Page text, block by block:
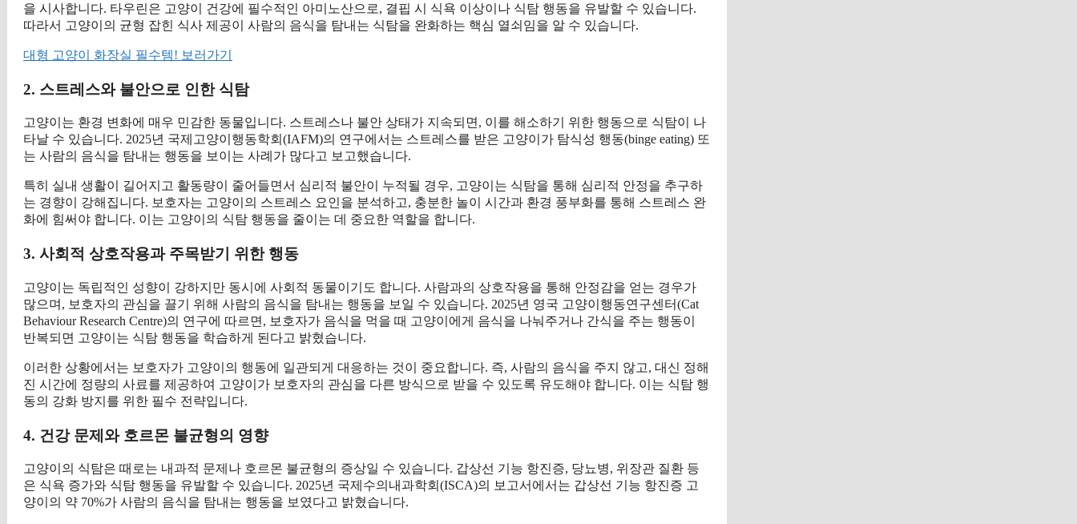
을 시사합니다. 타우린은 고양이 건강에 필수적인 아미노산으로, 결핍 시 식욕 이상이나 식탐 행동을 유발할 수 있습니다.
따라서 고양이의 균형 잡힌 식사 제공이 사람의 음식을 탐내는 식탐을 완화하는 핵심 열쇠임을 알 수 있습니다.
대형 고양이 화장실 필수템! 보러가기
2. 스트레스와 불안으로 인한 식탐
고양이는 환경 변화에 매우 민감한 동물입니다. 스트레스나 불안 상태가 지속되면, 이를 해소하기 위한 행동으로 식탐이 나
타날 수 있습니다. 2025년 국제고양이행동학회(IAFM)의 연구에서는 스트레스를 받은 고양이가 탐식성 행동(binge eating) 또
는 사람의 음식을 탐내는 행동을 보이는 사례가 많다고 보고했습니다.
특히 실내 생활이 길어지고 활동량이 줄어들면서 심리적 불안이 누적될 경우, 고양이는 식탐을 통해 심리적 안정을 추구하
는 경향이 강해집니다. 보호자는 고양이의 스트레스 요인을 분석하고, 충분한 놀이 시간과 환경 풍부화를 통해 스트레스 완
화에 힘써야 합니다. 이는 고양이의 식탐 행동을 줄이는 데 중요한 역할을 합니다.
3. 사회적 상호작용과 주목받기 위한 행동
고양이는 독립적인 성향이 강하지만 동시에 사회적 동물이기도 합니다. 사람과의 상호작용을 통해 안정감을 얻는 경우가
많으며, 보호자의 관심을 끌기 위해 사람의 음식을 탐내는 행동을 보일 수 있습니다. 2025년 영국 고양이행동연구센터(Cat
Behaviour Research Centre)의 연구에 따르면, 보호자가 음식을 먹을 때 고양이에게 음식을 나눠주거나 간식을 주는 행동이
반복되면 고양이는 식탐 행동을 학습하게 된다고 밝혔습니다.
이러한 상황에서는 보호자가 고양이의 행동에 일관되게 대응하는 것이 중요합니다. 즉, 사람의 음식을 주지 않고, 대신 정해
진 시간에 정량의 사료를 제공하여 고양이가 보호자의 관심을 다른 방식으로 받을 수 있도록 유도해야 합니다. 이는 식탐 행
동의 강화 방지를 위한 필수 전략입니다.
4. 건강 문제와 호르몬 불균형의 영향
고양이의 식탐은 때로는 내과적 문제나 호르몬 불균형의 증상일 수 있습니다. 갑상선 기능 항진증, 당뇨병, 위장관 질환 등
은 식욕 증가와 식탐 행동을 유발할 수 있습니다. 2025년 국제수의내과학회(ISCA)의 보고서에서는 갑상선 기능 항진증 고
양이의 약 70%가 사람의 음식을 탐내는 행동을 보였다고 밝혔습니다.